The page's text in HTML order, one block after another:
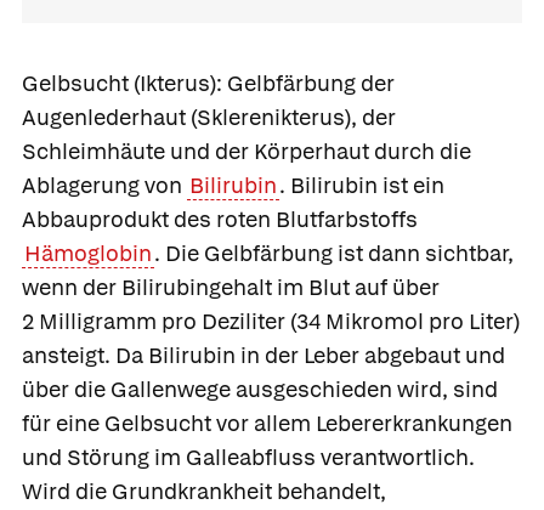
Gelbsucht (Ikterus): Gelbfärbung der
Augenlederhaut (Sklerenikterus), der
Schleimhäute und der Körperhaut durch die
Ablagerung von Bilirubin. Bilirubin ist ein
Abbauprodukt des roten Blutfarbstoffs
Hämoglobin. Die Gelbfärbung ist dann sichtbar,
wenn der Bilirubingehalt im Blut auf über
2 Milligramm pro Deziliter (34 Mikromol pro Liter)
ansteigt. Da Bilirubin in der Leber abgebaut und
über die Gallenwege ausgeschieden wird, sind
für eine Gelbsucht vor allem Lebererkrankungen
und Störung im Galleabfluss verantwortlich.
Wird die Grundkrankheit behandelt,